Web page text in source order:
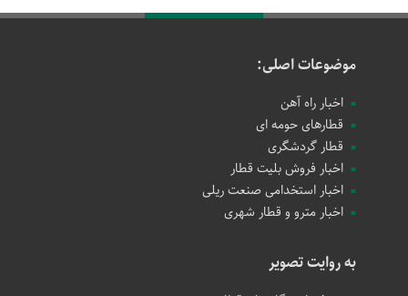
موضوعات اصلی:
اخبار راه آهن
قطارهای حومه ای
قطار گردشگری
اخبار فروش بلیت قطار
اخبار استخدامی صنعت ریلی
اخبار مترو و قطار شهری
به روایت تصویر